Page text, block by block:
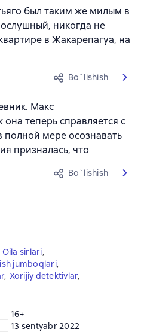
был таким же милым в
никогда не
в Жакарепагуа, на
Bo`lishish
Макс
она теперь справляется с
полной мере осознавать
призналась, что
Bo`lishish
Oila sirlari,
jumboqlari,
, Xorijiy detektivlar,
16+
13 sentyabr 2022